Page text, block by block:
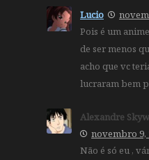
Lucio
Pois é um
de ser menos
acho que vc
lucraram bem
Alexandre
novembro 9,
Não é só eu ,